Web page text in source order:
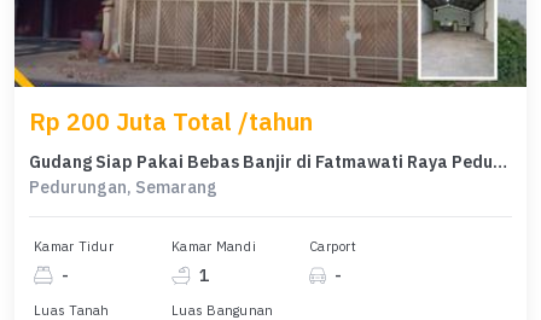
Rp 200 Juta Total /tahun
Gudang Siap Pakai Bebas Banjir di Fatmawati Raya Pedurungan Semarang Timur
Pedurungan, Semarang
Kamar Tidur
-
Kamar Mandi
1
Carport
-
Luas Tanah Luas Bangunan